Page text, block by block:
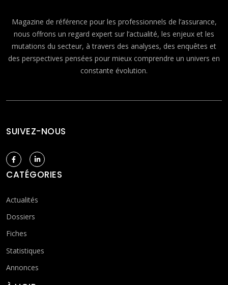
Magazine de référence pour les professionnels de l’assurance,
nous offrons un regard expert sur l’actualité, les enjeux et les
mutations du secteur, à travers des analyses, des enquêtes et
des perspectives pensées pour mieux comprendre un univers en
constante évolution.
SUIVEZ-NOUS
CATÉGORIES
Actualités
Dossiers
Fiches
Statistiques
Annonces